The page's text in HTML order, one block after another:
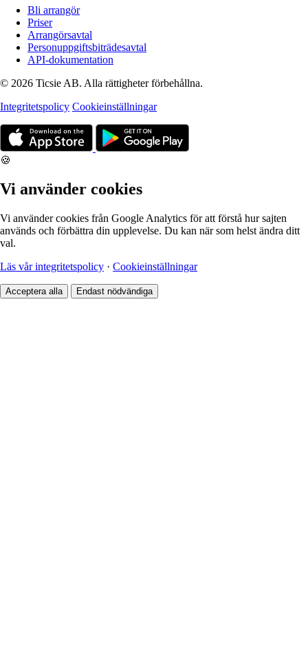
Bli arrangör
Priser
Arrangörsavtal
Personuppgiftsbiträdesavtal
API-dokumentation
© 2026 Ticsie AB. Alla rättigheter förbehållna.
Integritetspolicy Cookieinställningar
🍪
Vi använder cookies
Vi använder cookies från Google Analytics för att förstå hur sajten
används och förbättra din upplevelse. Du kan när som helst ändra ditt
val.
Läs vår integritetspolicy · Cookieinställningar
Acceptera alla Endast nödvändiga